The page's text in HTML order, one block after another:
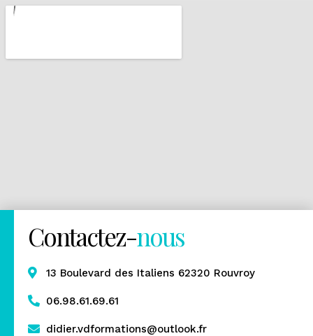
Contactez-nous
13 Boulevard des Italiens 62320 Rouvroy
06.98.61.69.61
didier.vdformations@outlook.fr